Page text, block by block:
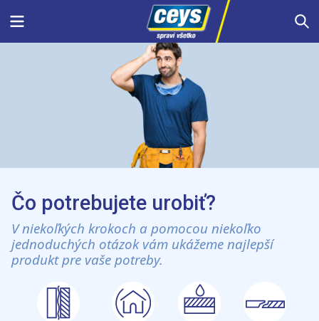
Menu
Čo potrebujete urobiť?
V niekoľkých krokoch a pomocou niekoľko
jednoduchých otázok vám ukážeme najlepší
produkt pre vaše potreby.